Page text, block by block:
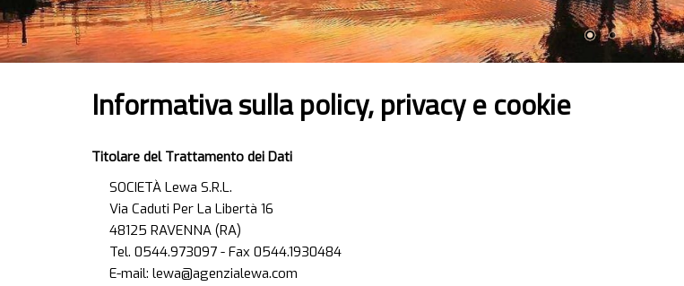
Informativa sulla policy, privacy e cookie
Titolare del Trattamento dei Dati
SOCIETÀ Lewa S.R.L.
Via Caduti Per La Libertà 16
48125 RAVENNA (RA)
Tel. 0544.973097 - Fax 0544.1930484
E-mail: lewa@agenzialewa.com